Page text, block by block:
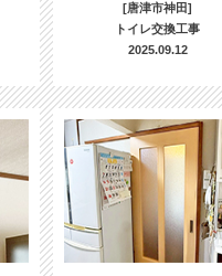
[唐津市神田]
トイレ交換工事
2025.09.12